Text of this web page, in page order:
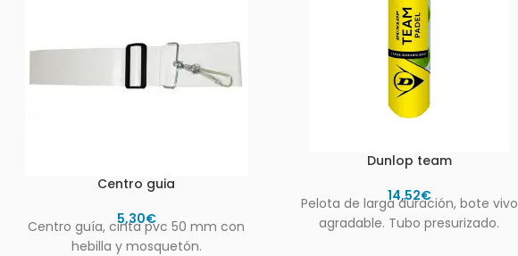
Centro guia
5,30€
Centro guía, cinta pvc 50 mm con
hebilla y mosquetón.
Dunlop team
14,52€
Pelota de larga duración, bote vivo
agradable. Tubo presurizado.